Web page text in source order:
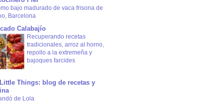
bajo madurado de vaca frisona de
Barcelona
Calabajío
Recuperando recetas
tradicionales, arroz al horno,
repollo a la extremeña y
bajoques farcides
Things: blog de recetas y
de Lola